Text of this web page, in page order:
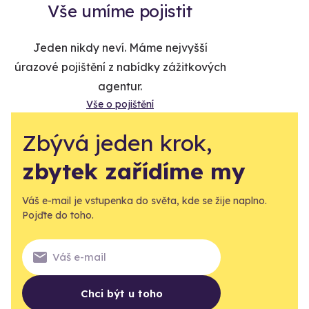
Vše umíme pojistit
Jeden nikdy neví. Máme nejvyšší
úrazové pojištění z nabídky zážitkových
agentur.
Vše o pojištění
Zbývá jeden krok,
zbytek zařídíme my
Váš e-mail je vstupenka do světa, kde se žije naplno.
Pojďte do toho.
Chci být u toho